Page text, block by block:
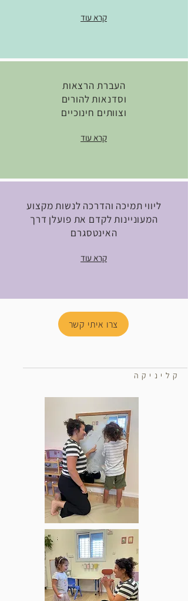
קרא עוד
העברת הרצאות
וסדנאות להורים
וצוותים חינוכיים
קרא עוד
ליווי תמיכה והדרכה לנשות מקצוע
המעוניינות לקדם את פועלן דרך
האינטסגרם
קרא עוד
צרו איתי קשר
קליניקה